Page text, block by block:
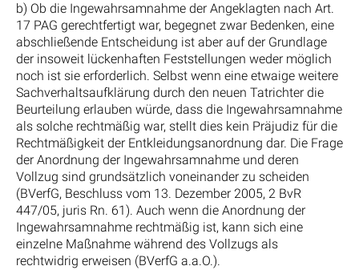
b) Ob die Ingewahrsamnahme der Angeklagten nach Art.
17 PAG gerechtfertigt war, begegnet zwar Bedenken, eine
abschließende Entscheidung ist aber auf der Grundlage
der insoweit lückenhaften Feststellungen weder möglich
noch ist sie erforderlich. Selbst wenn eine etwaige weitere
Sachverhaltsaufklärung durch den neuen Tatrichter die
Beurteilung erlauben würde, dass die Ingewahrsamnahme
als solche rechtmäßig war, stellt dies kein Präjudiz für die
Rechtmäßigkeit der Entkleidungsanordnung dar. Die Frage
der Anordnung der Ingewahrsamnahme und deren
Vollzug sind grundsätzlich voneinander zu scheiden
(BVerfG, Beschluss vom 13. Dezember 2005, 2 BvR
447/05, juris Rn. 61). Auch wenn die Anordnung der
Ingewahrsamnahme rechtmäßig ist, kann sich eine
einzelne Maßnahme während des Vollzugs als
rechtwidrig erweisen (BVerfG a.a.O.).